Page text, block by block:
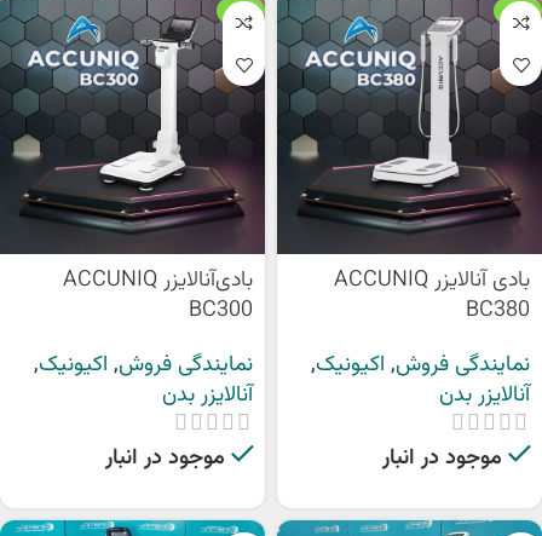
ویژه
بادی آنالایزر ACCUNIQ
BC380
نمایندگی فروش, اکیونیک,
آنالایزر بدن
موجود در انبار
ویژه
بادی‌آنالایزر ACCUNIQ
BC300
نمایندگی فروش, اکیونیک,
آنالایزر بدن
موجود در انبار